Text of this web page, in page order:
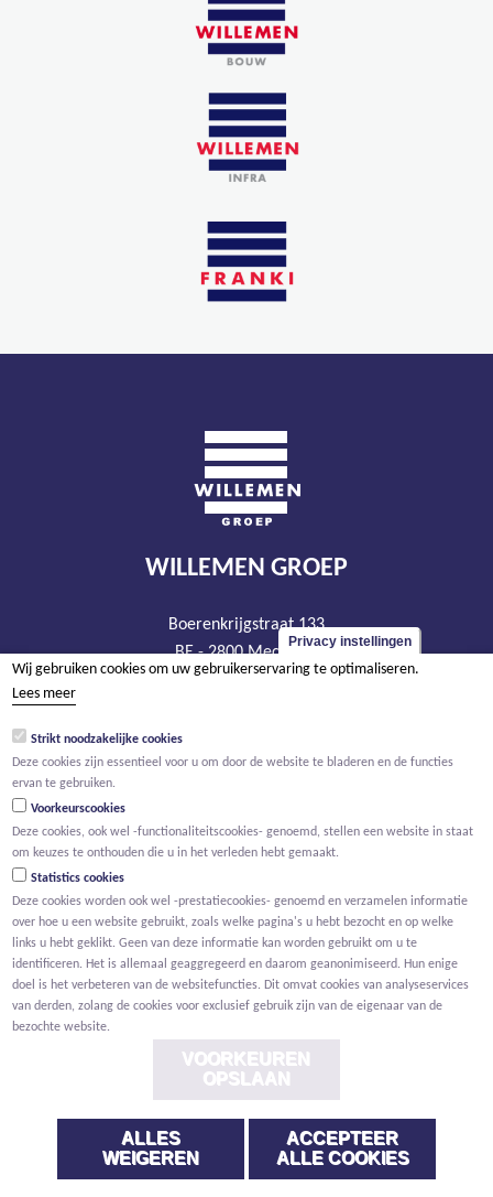
WILLEMEN GROEP
Boerenkrijgstraat 133
BE - 2800 Mechelen
tel +32 15 569 965
BTW BE 0466.256.432
Privacy Cookies Melding klokkenluider
Privacy instellingen
Wij gebruiken cookies om uw gebruikerservaring te optimaliseren.
Lees meer
Strikt noodzakelijke cookies
Deze cookies zijn essentieel voor u om door de website te bladeren en de functies
ervan te gebruiken.
Voorkeurscookies
Deze cookies, ook wel -functionaliteitscookies- genoemd, stellen een website in staat
om keuzes te onthouden die u in het verleden hebt gemaakt.
Statistics cookies
Deze cookies worden ook wel -prestatiecookies- genoemd en verzamelen informatie
over hoe u een website gebruikt, zoals welke pagina's u hebt bezocht en op welke
links u hebt geklikt. Geen van deze informatie kan worden gebruikt om u te
identificeren. Het is allemaal geaggregeerd en daarom geanonimiseerd. Hun enige
doel is het verbeteren van de websitefuncties. Dit omvat cookies van analyseservices
van derden, zolang de cookies voor exclusief gebruik zijn van de eigenaar van de
bezochte website.
VOORKEUREN
OPSLAAN
ALLES
WEIGEREN
ACCEPTEER
ALLE COOKIES